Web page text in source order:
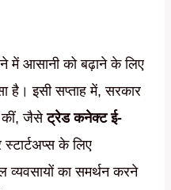
में आसानी को बढ़ाने के लिए
है। इसी सप्ताह में, सरकार
कीं, जैसेट्रेड कनेक्ट ई-
के लिए
व्यवसायों का समर्थन करने